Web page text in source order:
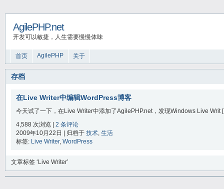
AgilePHP.net
开发可以敏捷，人生需要慢慢体味
首页 AgilePHP 关于
存档
在Live Writer中编辑WordPress博客
今天试了一下，在Live Writer中添加了AgilePHP.net，发现Windows Live Writ
4,588 次浏览 | 2 条评论
2009年10月22日 | 归档于 技术, 生活
标签: Live Writer, WordPress
文章标签 ‘Live Writer’